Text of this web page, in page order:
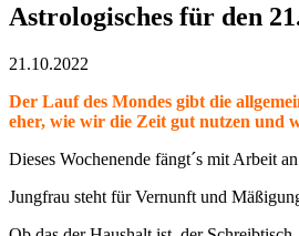
Astrologisches für den
21.10.2022
Der Lauf des Mondes gibt die
eher, wie wir die Zeit gut nutzen und
Dieses Wochenende fängt´s mit Arbeit
Jungfrau steht für Vernunft und